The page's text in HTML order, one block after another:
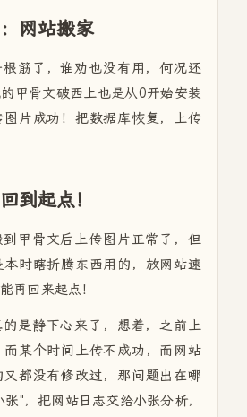
网站搬家
筋了，谁劝也没有用，何况还
甲骨文破西上也是从0开始安装
图片成功！把数据库恢复，上传
到起点！
到甲骨文后上传图片正常了，但
时瞎折腾东西用的，放网站速
再回来起点！
是静下心来了，想着，之前上
某个时间上传不成功，而网站
都没有修改过，那问题出在哪
"，把网站日志交给小张分析，